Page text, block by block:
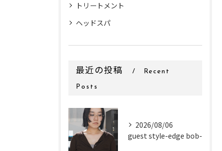
トリートメント
ヘッドスパ
最近の投稿 Recent
Posts
2026/08/06
guest style-edge bob-